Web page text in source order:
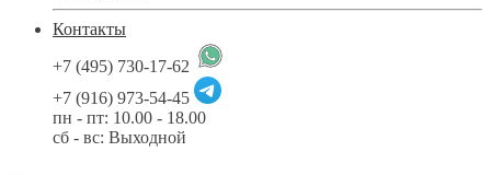
Контакты
+7 (495) 730-17-62
+7 (916) 973-54-45
пн - пт: 10.00 - 18.00
сб - вс: Выходной